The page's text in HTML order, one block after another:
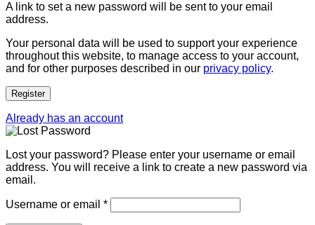
A link to set a new password will be sent to your email
address.
Your personal data will be used to support your experience
throughout this website, to manage access to your account,
and for other purposes described in our privacy policy.
Register
Already has an account
Lost your password? Please enter your username or email
address. You will receive a link to create a new password via
email.
Username or email *